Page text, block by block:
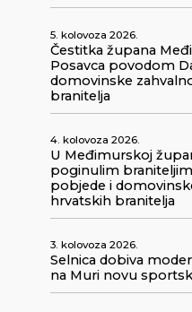
5. kolovoza 2026.
Čestitka župana
Posavca povodom
domovinske
branitelja
4. kolovoza 2026.
U Međimurskoj
poginulim
pobjede i
hrvatskih branitelja
3. kolovoza 2026.
Selnica dobiva
na Muri novu